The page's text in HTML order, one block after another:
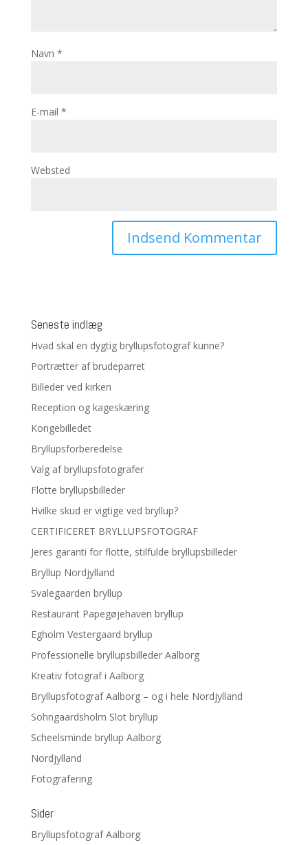
Navn *
E-mail *
Websted
Seneste indlæg
Hvad skal en dygtig bryllupsfotograf kunne?
Portrætter af brudeparret
Billeder ved kirken
Reception og kageskæring
Kongebilledet
Bryllupsforberedelse
Valg af bryllupsfotografer
Flotte bryllupsbilleder
Hvilke skud er vigtige ved bryllup?
CERTIFICERET BRYLLUPSFOTOGRAF
Jeres garanti for flotte, stilfulde bryllupsbilleder
Bryllup Nordjylland
Svalegaarden bryllup
Restaurant Papegøjehaven bryllup
Egholm Vestergaard bryllup
Professionelle bryllupsbilleder Aalborg
Kreativ fotograf i Aalborg
Bryllupsfotograf Aalborg – og i hele Nordjylland
Sohngaardsholm Slot bryllup
Scheelsminde bryllup Aalborg
Nordjylland
Fotografering
Sider
Bryllupsfotograf Aalborg